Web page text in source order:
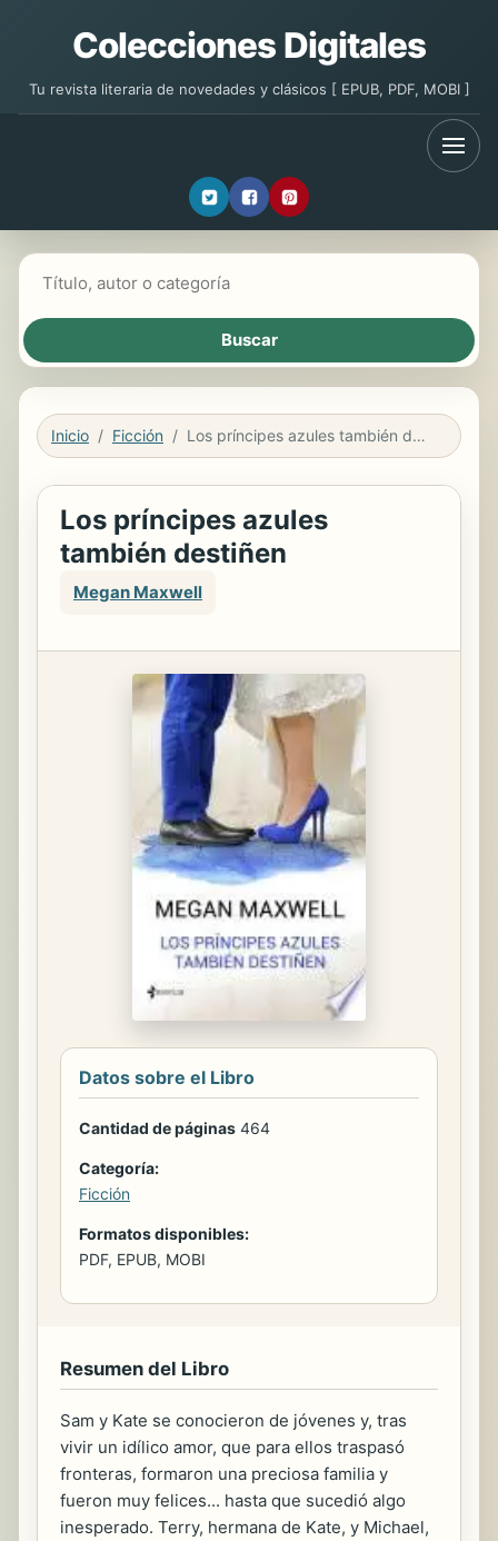
Colecciones Digitales
Tu revista literaria de novedades y clásicos [ EPUB, PDF, MOBI ]
Inicio Ficción Los príncipes azules también destiñen
Los príncipes azules
también destiñen
Megan Maxwell
Datos sobre el Libro
Cantidad de páginas 464
Categoría:
Ficción
Formatos disponibles:
PDF, EPUB, MOBI
Resumen del Libro
Sam y Kate se conocieron de jóvenes y, tras
vivir un idílico amor, que para ellos traspasó
fronteras, formaron una preciosa familia y
fueron muy felices... hasta que sucedió algo
inesperado. Terry, hermana de Kate, y Michael,